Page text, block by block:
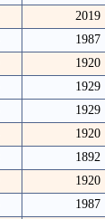
2019
1987
1920
1929
1929
1920
1892
1920
1987